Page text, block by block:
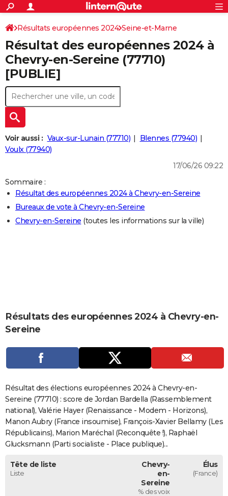
ACTUALITÉS
Politique
Société
Faits Divers
Education
Monde
Villes
+
SPORT
Coupe du monde 2026
Football
Tennis
Cyclisme
Rugby
Forum
CULTURE
Programme TV
TNT
Streaming
Cinéma
Sorties cinéma
Musique
+FINANCE
Retraite
Impôts
Epargne
Immobilier
Risques naturels par ville
Banque
Assurance
CréditAUTO
Essais
Réserver un essai
Citadines
Berlines
SUV
Forum auto
+HIGH-TECH
Mobiles
Meilleur smartphone
Internet
Ordinateurs
Jeux vidéo
Guide high-tech
+
BRICOLAGE
Forum
Aménagement intérieur
Extérieur
Cuisine
Salle de bains
Jardinage
Rangement
+
LIFESTYLE
Art de vivre
Bien-être
Loisirs
Mode
Modes de vie
SANTE
Alimentation
Guide de la santé
Maladies
Médicaments
Sommeil
VOYAGE
Carte de Noël
Carte Bonne année
Carte Saint-Valentin
Carte Pâques
Carte d'anniversaire
COPAINS D'AVANT
AVIS DE DÉCÈS
FORUM
Bricolage
Lifestyle
Culture
Sport
Auto
Television
Voyage
Cinema
Rechercher
S'inscrire
Connexion
Résultats européennes 2024 Seine-et-Marne
Résultat des européennes 2024 à
Chevry-en-Sereine (77710)
[PUBLIE]
Voir aussi : Vaux-sur-Lunain (77710)
Blennes (77940)
Voulx (77940)
17/06/26 09:22
Sommaire :
Résultat des européennes 2024 à Chevry-en-Sereine
Bureaux de vote à Chevry-en-Sereine
Chevry-en-Sereine (toutes les informations sur la ville)
Résultats des européennes 2024 à Chevry-en-
Sereine
Résultat des élections européennes 2024 à Chevry-en-
Sereine (77710) : score de Jordan Bardella (Rassemblement
national), Valérie Hayer (Renaissance - Modem - Horizons),
Manon Aubry (France insoumise), François-Xavier Bellamy (Les
Républicains), Marion Maréchal (Reconquête !), Raphaël
Glucksmann (Parti socialiste - Place publique)...
Tête de liste
Liste
Chevry-
en-
Sereine
% des voix
Élus
(France)